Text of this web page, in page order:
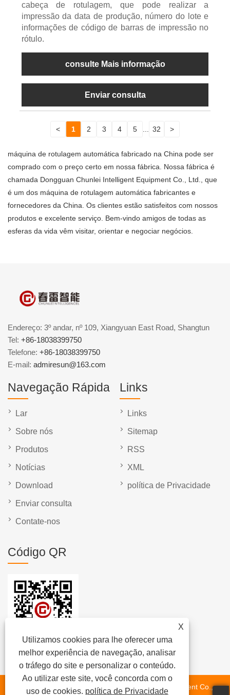
cabeça de rotulagem, que pode realizar a
impressão da data de produção, número do lote e
informações de código de barras de impressão no
rótulo.
consulte Mais informação
Enviar consulta
< 1 2 3 4 5 ... 32 >
máquina de rotulagem automática fabricado na China pode ser
comprado com o preço certo em nossa fábrica. Nossa fábrica é
chamada Dongguan Chunlei Intelligent Equipment Co., Ltd., que
é um dos máquina de rotulagem automática fabricantes e
fornecedores da China. Os clientes estão satisfeitos com nossos
produtos e excelente serviço. Bem-vindo amigos de todas as
esferas da vida vêm visitar, orientar e negociar negócios.
X
Utilizamos cookies para lhe oferecer uma
melhor experiência de navegação, analisar
o tráfego do site e personalizar o conteúdo.
Ao utilizar este site, você concorda com o
uso de cookies. política de Privacidade
Endereço: 3º andar, nº 109, Xiangyuan East Road, Shangtun
Tel: +86-18038399750
Telefone: +86-18038399750
E-mail: admiresun@163.com
Navegação Rápida
Lar
Sobre nós
Produtos
Notícias
Download
Enviar consulta
Contate-nos
Links
Links
Sitemap
RSS
XML
política de Privacidade
Código QR
Copyright © 2023 Dongguan Chunlei Intelligent Equipment Co.,